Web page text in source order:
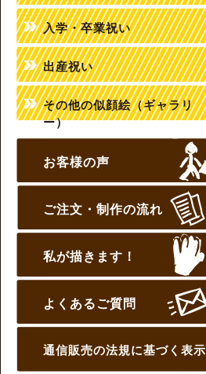
入学・卒業祝い
出産祝い
その他の似顔絵（ギャラリ
ー）
お客様の声
ご注文・制作の流れ
私が描きます！
よくあるご質問
通信販売の法規に基づく表示